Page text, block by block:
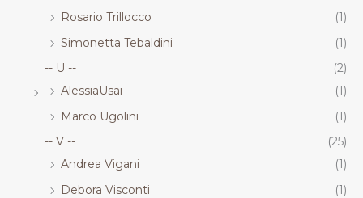
Rosario Trillocco
(1)
Simonetta Tebaldini
(1)
-- U --
(2)
AlessiaUsai
(1)
Marco Ugolini
(1)
-- V --
(25)
Andrea Vigani
(1)
Debora Visconti
(1)